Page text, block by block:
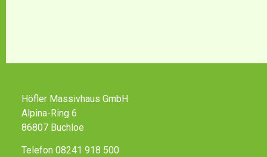
Höfler Massivhaus GmbH
Alpina-Ring 6
86807 Buchloe
Telefon 08241 918 500